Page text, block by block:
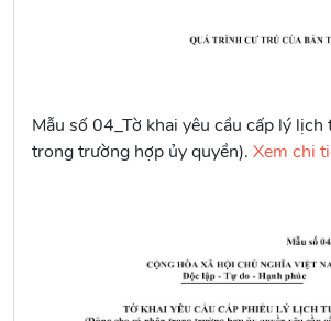
Mẫu số 04_Tờ khai yêu cầu cấp lý
trong trường hợp ủy quyền). Xem chi